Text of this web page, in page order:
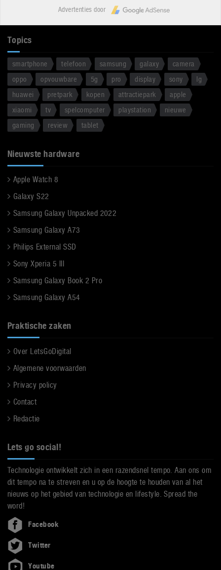
Advertenties door
Topics
smartphone telefoon samsung galaxy
camera
oppo
opvouwbare 5g pro display sony
lg
huawei
pretpark kopen attractiepark
apple
xiaomi
tv spelcomputer playstation
nieuwe
gaming
review tablet
Nieuwste hardware
Apple Watch 8
Galaxy S22
Samsung Galaxy Unpacked 2022
Samsung Galaxy A73
Philips External SSD
Sony Xperia 5 III
Samsung Galaxy Book 2 Pro
Samsung Galaxy A54
Praktische zaken
Over LetsGoDigital
Algemene voorwaarden
Privacy policy
Contact
Redactie
Lets go social!
Technologie ontwikkelt zich in een razendsnel tempo. Aan ons om
dit tempo na te streven en u op de hoogte te houden van al het
nieuws op het gebied van technologie en lifestyle. Spread the
word!
Facebook
Twitter
Youtube